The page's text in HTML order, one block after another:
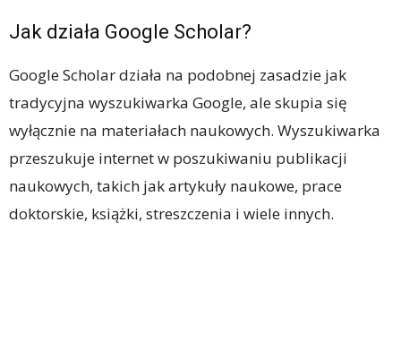
Jak działa Google Scholar?
Google Scholar działa na podobnej zasadzie jak
tradycyjna wyszukiwarka Google, ale skupia się
wyłącznie na materiałach naukowych. Wyszukiwarka
przeszukuje internet w poszukiwaniu publikacji
naukowych, takich jak artykuły naukowe, prace
doktorskie, książki, streszczenia i wiele innych.